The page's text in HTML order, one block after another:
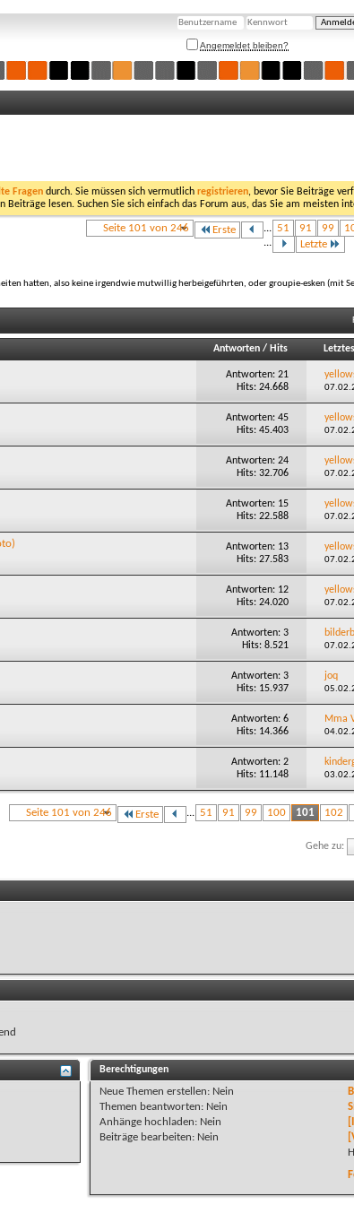
Angemeldet bleiben?
Fragen durch. Sie müssen sich vermutlich registrieren, bevor Sie Beiträge
lesen. Suchen Sie sich einfach das Forum aus, das Sie am meisten
Seite 101 von 246 Erste ... 51 91 99
...
Letzte
hatten, also keine irgendwie mutwillig herbeigeführten, oder groupie-esken (mit
Antworten/ Hits
Antworten: 21
Hits: 24.668
Antworten: 45
Hits: 45.403
Antworten: 24
Hits: 32.706
Antworten: 15
Hits: 22.588
Antworten: 13
Hits: 27.583
Antworten: 12
Hits: 24.020
Antworten: 3
Hits: 8.521
Antworten: 3
Hits: 15.937
joq
Antworten: 6
Hits: 14.366
Mma
Antworten: 2
Hits: 11.148
Seite 101 von 246 Erste ... 51 91 99 100 101 102
Gehe zu:
Berechtigungen
Neue Themen erstellen: Nein
Themen beantworten: Nein
Anhänge hochladen: Nein
Beiträge bearbeiten: Nein